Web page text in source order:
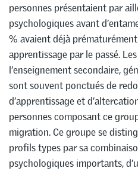
personnes présentaient par
psychologiques avant
% avaient déjà
apprentissage par le passé.
l’enseignement secondaire,
sont souvent ponctués de
d’apprentissage et
personnes composant ce
migration. Ce groupe se
profils types par sa
psychologiques importants,